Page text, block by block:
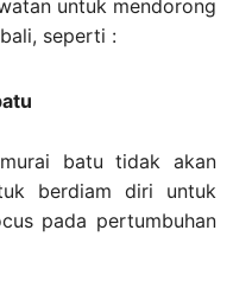
untuk mendorong
seperti :
batu tidak akan
berdiam diri untuk
pada pertumbuhan